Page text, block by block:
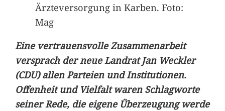
Ärzteversorgung in Karben. Foto:
Mag
Eine vertrauensvolle Zusammenarbeit
versprach der neue Landrat Jan Weckler
(CDU) allen Parteien und Institutionen.
Offenheit und Vielfalt waren Schlagworte
seiner Rede, die eigene Überzeugung werde